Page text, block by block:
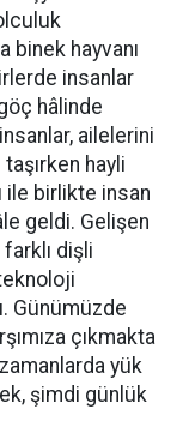
binek hayvanı
insanlar
hâlinde
ailelerini
hayli
ile birlikte insan
geldi. Gelişen
dişli
Günümüzde
çıkmakta
zamanlarda yük
şimdi günlük